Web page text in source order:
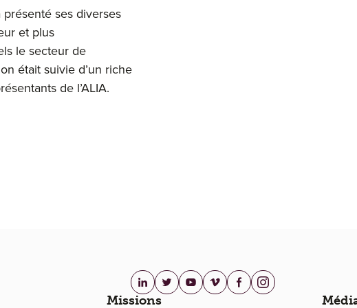
présenté ses diverses
et plus
le secteur de
était suivie d’un riche
de l’ALIA.
linkedin.com
twitter.com
youtube.com
vimeo.com
facebook.com
instagram.com
Missions